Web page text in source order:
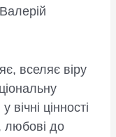
вселяє віру
вічні цінності
любові до